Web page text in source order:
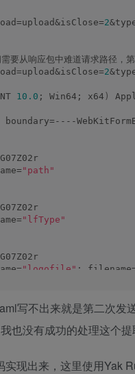
2
要从响应包中难道请求路径，
2
10.0 ; Win64; x64 )
"path"
"lfType"
"logofile" ;
"twoFile"; filename=
写不出来就是第二次
也没有成功的处理这个提
现出来，这里使用Yak